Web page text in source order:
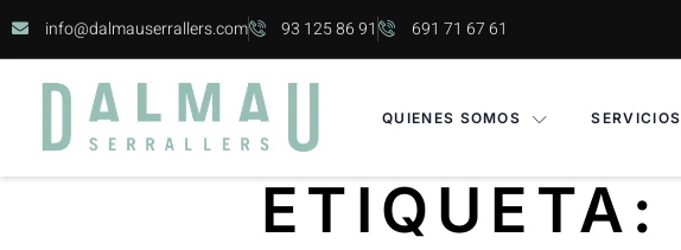
info@dalmauserrallers.com 93 125 86 91 691 71 67 61
QUIENES SOMOS SERVICIOS
ETIQUETA: